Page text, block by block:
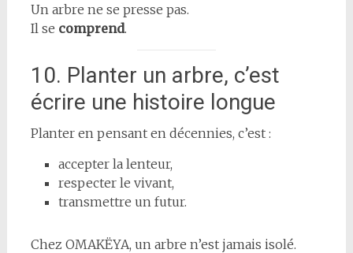
Un arbre ne se presse pas.
Il se comprend.
10. Planter un arbre, c’est
écrire une histoire longue
Planter en pensant en décennies, c’est :
accepter la lenteur,
respecter le vivant,
transmettre un futur.
Chez OMAKËYA, un arbre n’est jamais isolé.